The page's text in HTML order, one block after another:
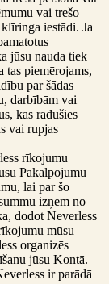
vai trešo
iestādi. Ja
jūsu nauda tiek
tas piemērojams,
par šādas
darbībām vai
kas radušies
vai rupjas
rīkojumu
Pakalpojumu
lai par šo
izņem no
dodot Neverless
mūsu
organizēs
jūsu Kontā.
ir parādā